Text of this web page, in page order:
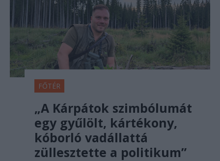
FŐTÉR
„A Kárpátok szimbólumát
egy gyűlölt, kártékony,
kóborló vadállattá
züllesztette a politikum”